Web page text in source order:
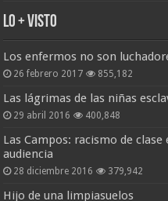
Lo + Visto
Los enfermos no son
26 febrero 2017 855,182
Las lágrimas de las niñas
29 abril 2016 400,848
Las Campos: racismo de
audiencia
28 diciembre 2016 379,942
Hijo de una limpiasuelos